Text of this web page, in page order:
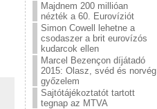
Majdnem 200 millióan
nézték a 60. Eurovíziót
Simon Cowell lehetne a
csodaszer a brit eurovízós
kudarcok ellen
Marcel Bezençon díjátadó
2015: Olasz, svéd és norvég
győzelem
Sajtótájékoztatót tartott
tegnap az MTVA